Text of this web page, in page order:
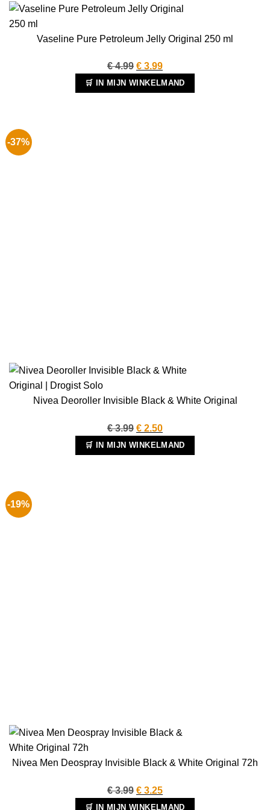
Vaseline Pure Petroleum Jelly Original 250 ml
€4.99 Oorspronkelijke
prijs
was:
€ 3.99Huidige
prijs
is:
🛒 IN MIJN WINKELMAND
-37%
Nivea Deoroller Invisible Black & White Original
€3.99 Oorspronkelijke
prijs
was:
€ 2.50Huidige
prijs
is:
🛒 IN MIJN WINKELMAND
-19%
Nivea Men Deospray Invisible Black & White Original 72h
€3.99 Oorspronkelijke
prijs
€ 3.25Huidige
prijs
🛒 IN MIJN WINKELMAND